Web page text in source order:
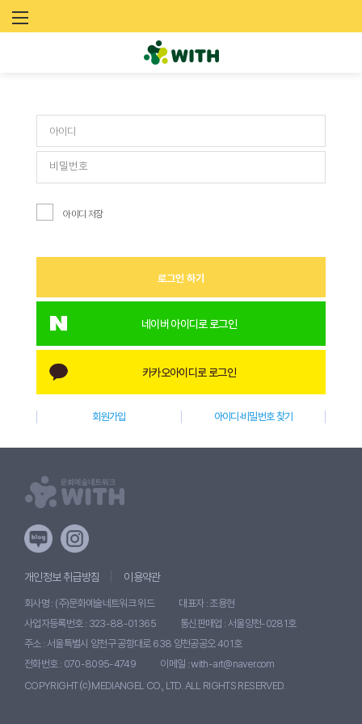
문
예
술
크
위
드
(
W
I
T
로그인
아이디 저장
로그인 하기
네이버 아이디로 로그인
카카오아이디로 로그인
회원가입 아이디·비밀번호 찾기
개인정보 취급방침 이용약관
회사명 : (주)문화예술네트워크 위드
대표자 : 조용현
사업자등록번호 : 323-88-01365
통신판매업 : 서울양천-0281호
주소 : 서울특별시 양천구 공항대로 638 양천공공오 401호
전화번호 : 070-8095-4749
이메일 : with-art@naver.com
COPYRIGHT ⒞ MEDIANGEL CO., LTD. ALL RIGHTS RESERVED.